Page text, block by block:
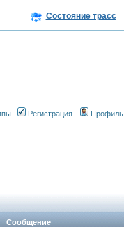
Состояние трасс
Регистрация Профиль
Сообщение